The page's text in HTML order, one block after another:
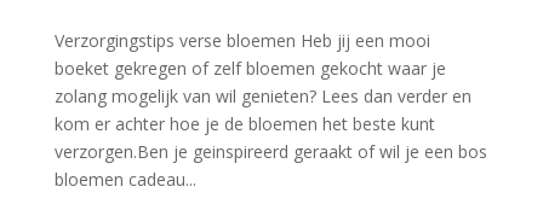
Verzorgingstips verse bloemen Heb jij een mooi
boeket gekregen of zelf bloemen gekocht waar je
zolang mogelijk van wil genieten? Lees dan verder en
kom er achter hoe je de bloemen het beste kunt
verzorgen.Ben je geinspireerd geraakt of wil je een bos
bloemen cadeau...